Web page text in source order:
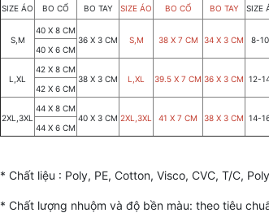
SIZE ÁO BO CỔ BO TAY SIZE ÁO BO CỔ BO TAY SIZE
S,M
40 X 8 CM
36 X 3 CM
S,M 38 X 7 CM 34 X 3 CM 8-
40 X 6 CM
L,XL
42 X 8 CM
38 X 3 CM
L,XL 39.5 X 7 CM 36 X 3 CM 12-
42 X 6 CM
2XL,3XL
44 X 8 CM
40 X 3 CM 2XL,3XL 41 X 7 CM 38 X 3 CM 14-
44 X 6 CM
* Chất liệu : Poly, PE, Cotton, Visco, CVC, T/C,
* Chất lượng nhuộm và độ bền màu: theo tiêu